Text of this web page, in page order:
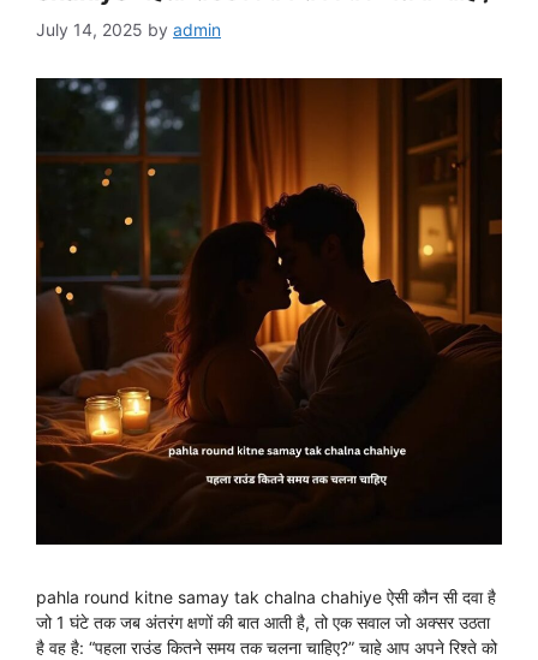
July 14, 2025 by admin
pahla round kitne samay tak chalna chahiye ऐसी कौन सी दवा है
जो 1 घंटे तक जब अंतरंग क्षणों की बात आती है, तो एक सवाल जो अक्सर उठता
है वह है: “पहला राउंड कितने समय तक चलना चाहिए?” चाहे आप अपने रिश्ते को